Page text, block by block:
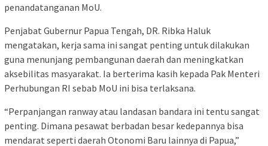
penandatanganan MoU.
Penjabat Gubernur Papua Tengah, DR. Ribka Haluk
mengatakan, kerja sama ini sangat penting untuk dilakukan
guna menunjang pembangunan daerah dan meningkatkan
aksebilitas masyarakat. Ia berterima kasih kepada Pak Menteri
Perhubungan RI sebab MoU ini bisa terlaksana.
“Perpanjangan ranway atau landasan bandara ini tentu sangat
penting. Dimana pesawat berbadan besar kedepannya bisa
mendarat seperti daerah Otonomi Baru lainnya di Papua,”